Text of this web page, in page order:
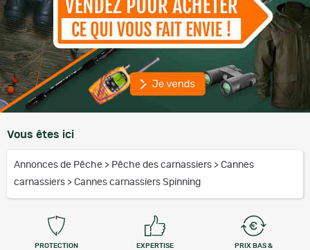
Vous êtes ici
Annonces de Pêche > Pêche des carnassiers > Cannes
carnassiers > Cannes carnassiers Spinning
PROTECTION
EXPERTISE
PRIX BAS &